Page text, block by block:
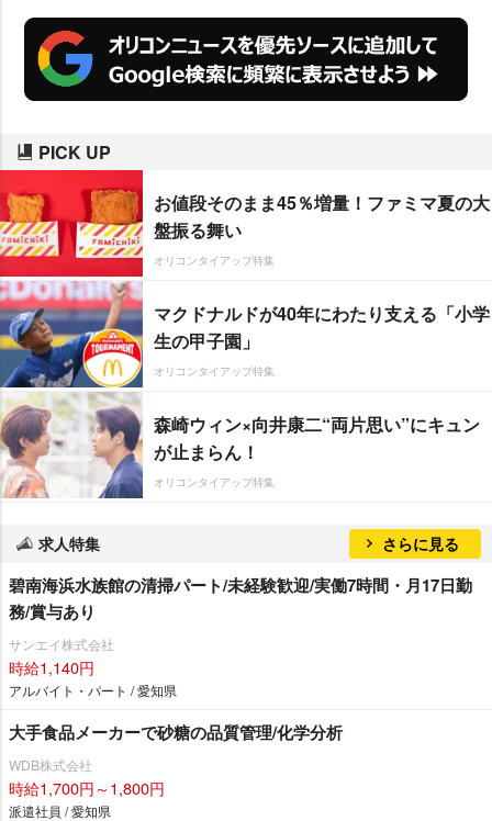
PICK UP
お値段そのまま45％増量！ファミマ夏の大
盤振る舞い
オリコンタイアップ特集
マクドナルドが40年にわたり支える「小学
生の甲子園」
オリコンタイアップ特集
森崎ウィン×向井康二“両片思い”にキュン
が止まらん！
オリコンタイアップ特集
求人特集 さらに見る
碧南海浜水族館の清掃パート/未経験歓迎/実働7時間・月17日勤
務/賞与あり
サンエイ株式会社
時給1,140円
アルバイト・パート / 愛知県
大手食品メーカーで砂糖の品質管理/化学分析
WDB株式会社
時給1,700円～1,800円
派遣社員 / 愛知県